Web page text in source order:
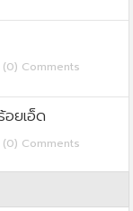
(0) Comments
ยเอ็ด
(0) Comments